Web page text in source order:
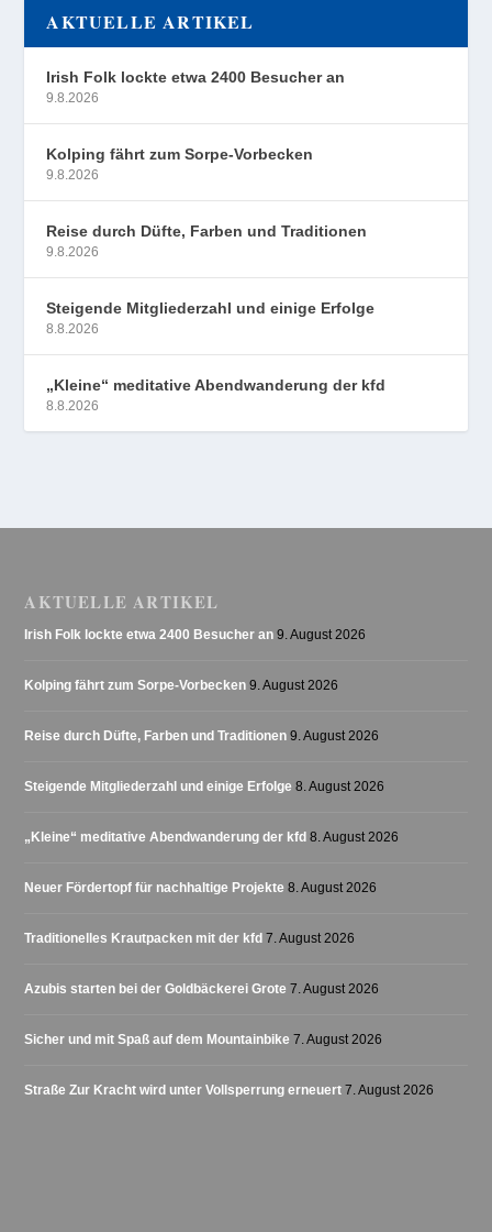
AKTUELLE ARTIKEL
Irish Folk lockte etwa 2400 Besucher an
9.8.2026
Kolping fährt zum Sorpe-Vorbecken
9.8.2026
Reise durch Düfte, Farben und Traditionen
9.8.2026
Steigende Mitgliederzahl und einige Erfolge
8.8.2026
„Kleine“ meditative Abendwanderung der kfd
8.8.2026
AKTUELLE ARTIKEL
Irish Folk lockte etwa 2400 Besucher an 9. August 2026
Kolping fährt zum Sorpe-Vorbecken 9. August 2026
Reise durch Düfte, Farben und Traditionen 9. August 2026
Steigende Mitgliederzahl und einige Erfolge 8. August 2026
„Kleine“ meditative Abendwanderung der kfd 8. August 2026
Neuer Fördertopf für nachhaltige Projekte 8. August 2026
Traditionelles Krautpacken mit der kfd 7. August 2026
Azubis starten bei der Goldbäckerei Grote 7. August 2026
Sicher und mit Spaß auf dem Mountainbike 7. August 2026
Straße Zur Kracht wird unter Vollsperrung erneuert 7. August 2026